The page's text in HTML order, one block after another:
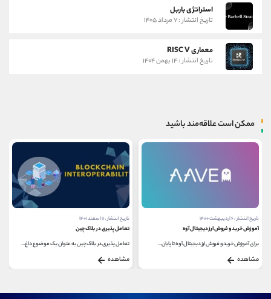
استراتژی باربل
تاریخ انتشار : ۷ مرداد ۱۴۰۵
معماری RISC V
تاریخ انتشار : ۱۴ بهمن ۱۴۰۴
ممکن است علاقه‌مند باشید
تاریخ انتشار : ۶ اردیبهشت ۱۴۰۰
آموزش خرید و فروش ارز دیجیتال آوه
برای آموزش خرید و فروش ارز دیجیتال آوه تا پایان...
مشاهده
تاریخ انتشار : ۱۱ اسفند ۱۴۰۱
تعامل پذیری در بلاک چین
تعامل پذیری در بلاک چین به عنوان یک موضوع داغ...
مشاهده